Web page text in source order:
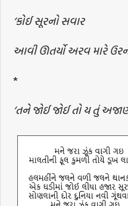
‘કોઈ સૂરનો સવાર
આવી ઊતર્યો અરવ મારે ઉરને
*
‘તને જોઈ જોઈ તો ય તું